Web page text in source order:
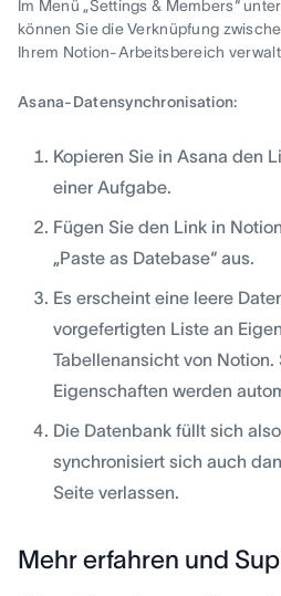
Im Menü „Settings & Members“
können Sie die Verknüpfung
Ihrem Notion-Arbeitsbereich
Asana-Datensynchronisation:
Kopieren Sie in Asana den
einer Aufgabe.
Fügen Sie den Link in
„Paste as Datebase“ aus.
Es erscheint eine leere
vorgefertigten Liste an
Tabellenansicht von
Eigenschaften werden
Die Datenbank füllt sich
synchronisiert sich auch
Seite verlassen.
Mehr erfahren und